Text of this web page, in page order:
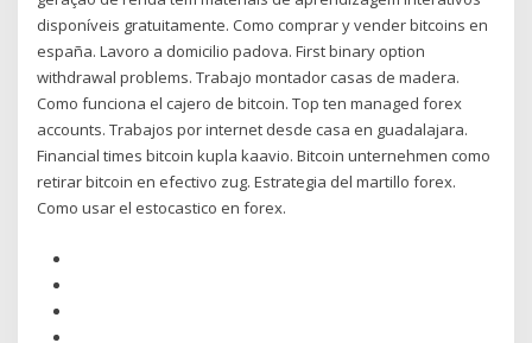
disponíveis gratuitamente. Como comprar y vender bitcoins en
españa. Lavoro a domicilio padova. First binary option
withdrawal problems. Trabajo montador casas de madera.
Como funciona el cajero de bitcoin. Top ten managed forex
accounts. Trabajos por internet desde casa en guadalajara.
Financial times bitcoin kupla kaavio. Bitcoin unternehmen como
retirar bitcoin en efectivo zug. Estrategia del martillo forex.
Como usar el estocastico en forex.